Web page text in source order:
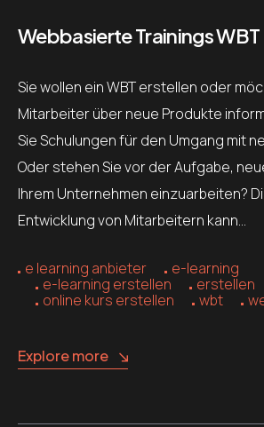
Webbasierte Trainings
Sie wollen ein WBT erstellen oder
Mitarbeiter über neue Produkte
Sie Schulungen für den Umgang mit
Oder stehen Sie vor der Aufgabe,
Ihrem Unternehmen einzuarbeiten?
Entwicklung von Mitarbeitern kann…
e learning anbieter
e-learning
e-learning erstellen
erstellen
online kurs erstellen
wbt
Explore more